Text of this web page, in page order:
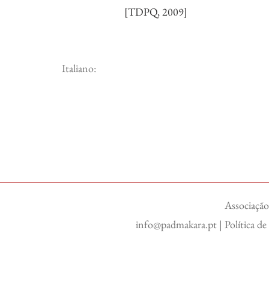
[TDPQ, 2009]
Italiano:
info@padmakara.pt | Política